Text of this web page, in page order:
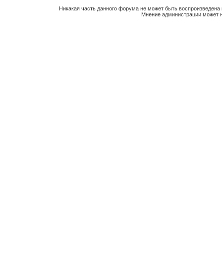
Никакая часть данного форума не может быть
Мнение администрации может